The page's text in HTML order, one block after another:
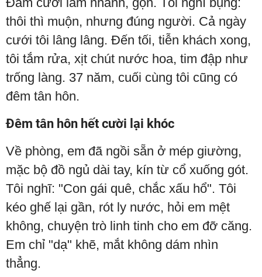
thôi thì muộn, nhưng đúng người. Cả ngày
cưới tôi lâng lâng. Đến tối, tiễn khách xong,
tôi tắm rửa, xịt chút nước hoa, tim đập như
trống làng. 37 năm, cuối cùng tôi cũng có
đêm tân hôn.
Đêm tân hôn hết cười lại khóc
Về phòng, em đã ngồi sẵn ở mép giường,
mặc bộ đồ ngủ dài tay, kín từ cổ xuống gót.
Tôi nghĩ: "Con gái quê, chắc xấu hổ". Tôi
kéo ghế lại gần, rót ly nước, hỏi em mệt
không, chuyện trò linh tinh cho em đỡ căng.
Em chỉ "dạ" khẽ, mắt không dám nhìn
thẳng.